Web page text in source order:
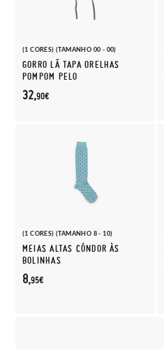
(1 CORES) (TAMANHO 00 - 00)
GORRO LÃ TAPA ORELHAS
POMPOM PELO
32,90€
(1 CORES) (TAMANHO 8 - 10)
MEIAS ALTAS CÓNDOR ÀS
BOLINHAS
8,95€